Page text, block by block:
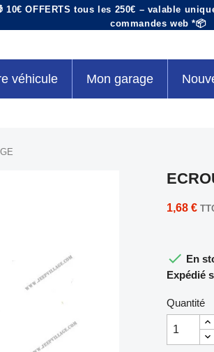
10€ OFFERTS tous les 250€ – valable
commandes web *📦
véhicule Mon garage
1,68 €
 En
Expédié
Quantité